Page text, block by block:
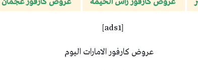
[ads1]